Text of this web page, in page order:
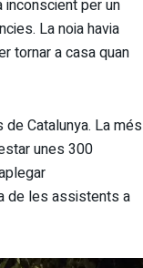
inconscient per un
La noia havia
tornar a casa quan
Catalunya. La més
unes 300
de les assistents a